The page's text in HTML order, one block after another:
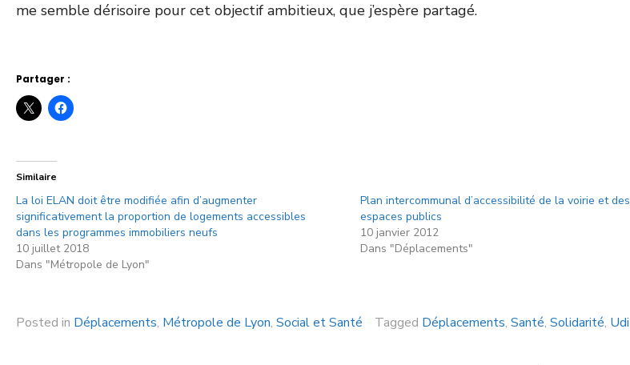
me semble dérisoire pour cet objectif ambitieux, que j’espère partagé.
Partager :
Similaire
La loi ELAN doit être modifiée afin d’augmenter
significativement la proportion de logements accessibles
dans les programmes immobiliers neufs
10 juillet 2018
Dans "Métropole de Lyon"
Plan intercommunal d’accessibilité de la voirie et des
espaces publics
10 janvier 2012
Dans "Déplacements"
Posted in Déplacements, Métropole de Lyon, Social et Santé Tagged Déplacements, Santé, Solidarité, Udi